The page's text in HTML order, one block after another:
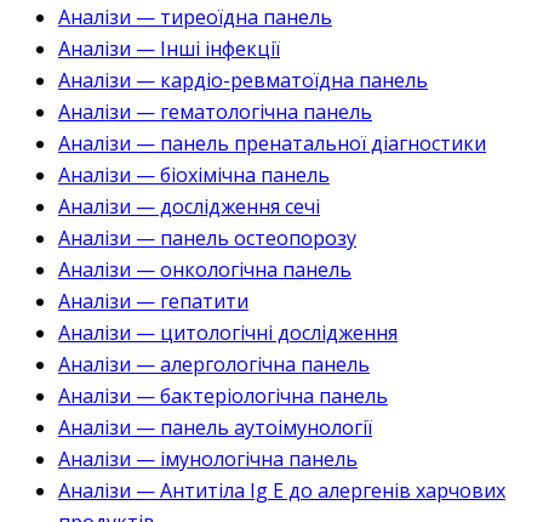
Аналізи — тиреоїдна панель
Аналізи — Інші інфекції
Аналізи — кардіо-ревматоїдна панель
Аналізи — гематологічна панель
Аналізи — панель пренатальної діагностики
Аналізи — біохімічна панель
Аналізи — дослідження сечі
Аналізи — панель остеопорозу
Аналізи — онкологічна панель
Аналізи — гепатити
Аналізи — цитологічні дослідження
Аналізи — алергологічна панель
Аналізи — бактеріологічна панель
Аналізи — панель аутоімунології
Аналізи — імунологічна панель
Аналізи — Антитіла Ig E до алергенів харчових